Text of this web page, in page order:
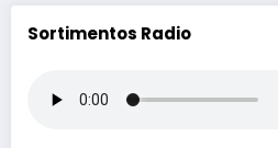
Sortimentos Radio